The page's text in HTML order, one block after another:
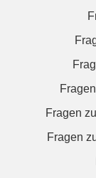
Fragen
Fragen